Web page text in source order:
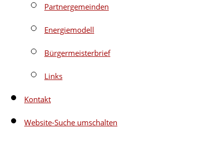
Partnergemeinden
Energiemodell
Bürgermeisterbrief
Links
Kontakt
Website-Suche umschalten